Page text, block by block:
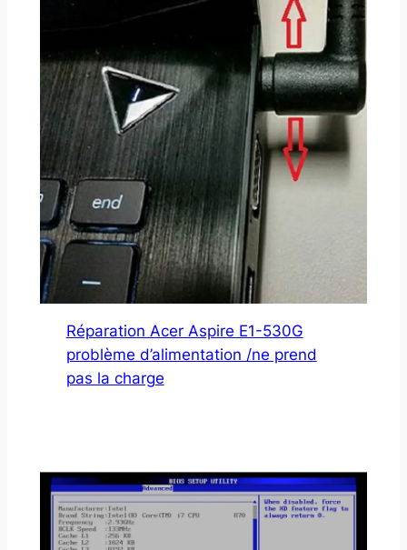
Réparation Acer Aspire E1-530G
problème d’alimentation /ne prend
pas la charge